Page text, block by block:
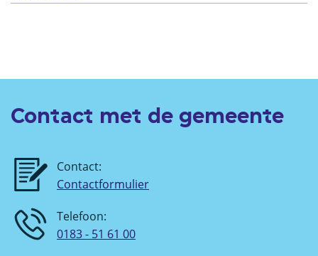
Contact met de gemeente
Contact:
Contactformulier
Telefoon:
0183 - 51 61 00